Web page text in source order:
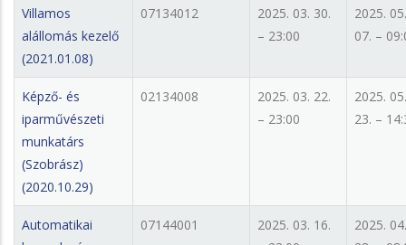
Villamos
alállomás kezelő
(2021.01.08)
07134012
2025. 03. 30.
– 23:00
2025. 05.
07. –
Képző- és
iparművészeti
munkatárs
(Szobrász)
(2020.10.29)
02134008
2025. 03. 22.
– 23:00
2025. 05.
23. –
Automatikai
07144001
2025. 03. 16.
2025. 04.